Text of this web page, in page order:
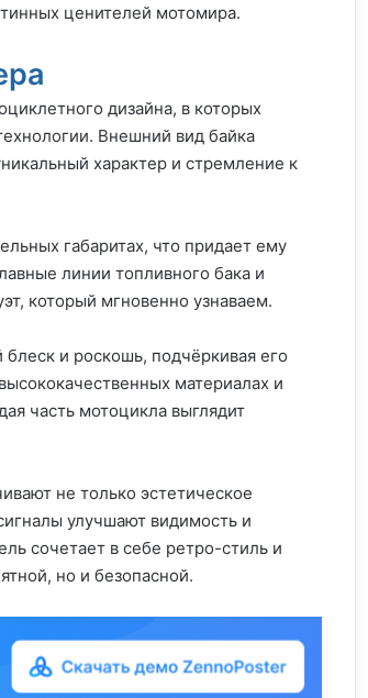
ценителей мотомира.
дизайна, в которых
Внешний вид байка
характер и стремление к
габаритах, что придает ему
линии топливного бака и
который мгновенно узнаваем.
и роскошь, подчёркивая его
материалах и
часть мотоцикла выглядит
не только эстетическое
улучшают видимость и
сочетает в себе ретро-стиль и
но и безопасной.